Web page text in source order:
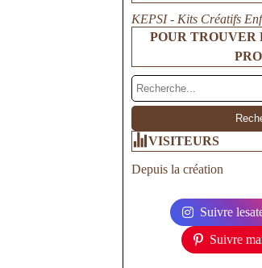
KEPSI - Kits Créatifs
POUR
VISITEURS
Depuis la création
Suivre
Suivre